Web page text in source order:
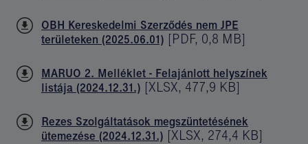
OBH Kereskedelmi Szerződés nem JPE
területeken (2025.06.01) [PDF, 0,8 MB]
MARUO 2. Melléklet - Felajánlott helyszínek
listája (2024.12.31.) [XLSX, 477,9 KB]
Rezes Szolgáltatások megszüntetésének
ütemezése (2024.12.31.) [XLSX, 274,4 KB]